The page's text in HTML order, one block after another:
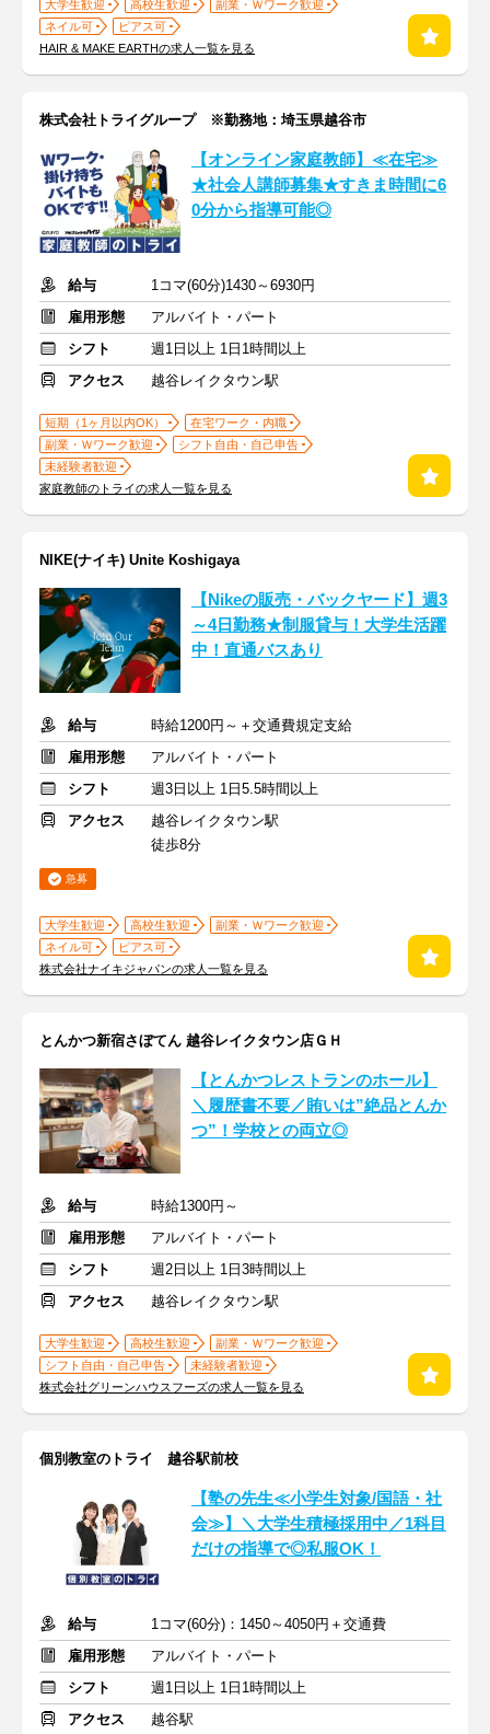
大学生歓迎 高校生歓迎
副業・Ｗワーク歓迎
ネイル可
ピアス可
HAIR & MAKE EARTHの求人一覧を見る
株式会社トライグループ ※勤務地：埼玉県越谷市
【オンライン家庭教師】≪在宅≫
★社会人講師募集★すきま時間に6
0分から指導可能◎
給与
1コマ(60分)1430～6930円
雇用形態
アルバイト・パート
シフト
週1日以上 1日1時間以上
アクセス
越谷レイクタウン駅
短期（1ヶ月以内OK）
在宅ワーク・内職
副業・Ｗワーク歓迎
シフト自由・自己申告
未経験者歓迎
家庭教師のトライの求人一覧を見る
NIKE(ナイキ) Unite Koshigaya
【Nikeの販売・バックヤード】週3
～4日勤務★制服貸与！大学生活躍
中！直通バスあり
給与
時給1200円～＋交通費規定支給
雇用形態
アルバイト・パート
シフト
週3日以上 1日5.5時間以上
アクセス
越谷レイクタウン駅
徒歩8分
急募
大学生歓迎 高校生歓迎
副業・Ｗワーク歓迎
ネイル可
ピアス可
株式会社ナイキジャパンの求人一覧を見る
とんかつ新宿さぼてん 越谷レイクタウン店ＧＨ
【とんかつレストランのホール】
＼履歴書不要／賄いは”絶品とんか
つ”！学校との両立◎
給与
時給1300円～
雇用形態
アルバイト・パート
シフト
週2日以上 1日3時間以上
アクセス
越谷レイクタウン駅
大学生歓迎 高校生歓迎
副業・Ｗワーク歓迎
シフト自由・自己申告
未経験者歓迎
株式会社グリーンハウスフーズの求人一覧を見る
個別教室のトライ 越谷駅前校
【塾の先生≪小学生対象/国語・社
会≫】＼大学生積極採用中／1科目
だけの指導で◎私服OK！
給与
1コマ(60分)：1450～4050円＋交通費
雇用形態
アルバイト・パート
シフト
週1日以上 1日1時間以上
アクセス
越谷駅